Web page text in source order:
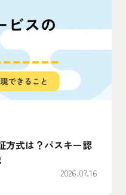
方式は？パスキー認
2026.07.16